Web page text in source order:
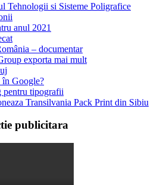
Tehnologii si Sisteme Poligrafice
anul 2021
– documentar
exporta mai mult
Google?
pentru tipografii
Transilvania Pack Print din Sibiu
publicitara